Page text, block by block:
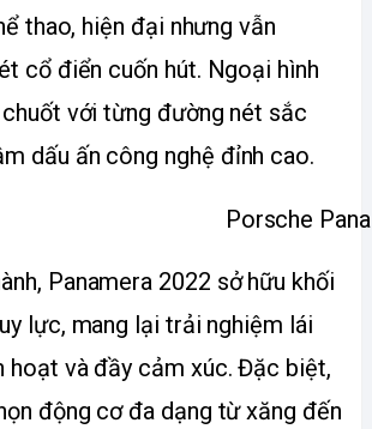
thao, hiện đại nhưng vẫn
cổ điển cuốn hút. Ngoại hình
với từng đường nét sắc
dấu ấn công nghệ đỉnh cao.
Panamera 2022 sở hữu khối
lực, mang lại trải nghiệm lái
hoạt và đầy cảm xúc. Đặc biệt,
động cơ đa dạng từ xăng đến